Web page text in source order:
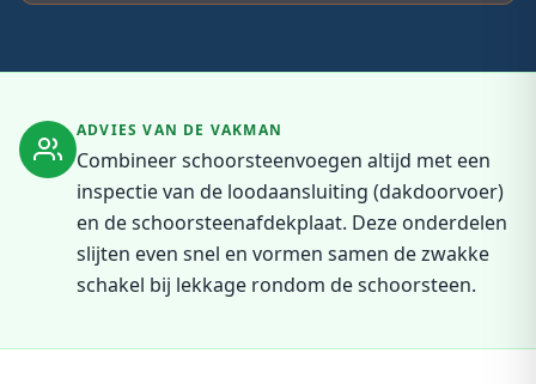
ADVIES VAN DE VAKMAN
Combineer schoorsteenvoegen altijd met een
inspectie van de loodaansluiting (dakdoorvoer)
en de schoorsteenafdekplaat. Deze onderdelen
slijten even snel en vormen samen de zwakke
schakel bij lekkage rondom de schoorsteen.